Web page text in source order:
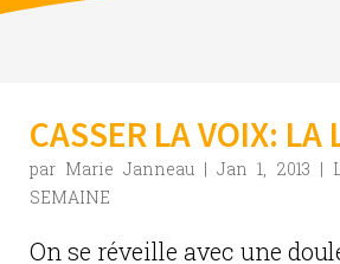
CASSER LA VOIX: LA
par Marie Janneau |Jan 1, 2013 |
SEMAINE
On se réveille avec une